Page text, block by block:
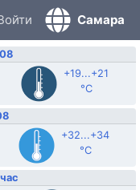
Самара
+19...+21
°C
+32...+34
°C